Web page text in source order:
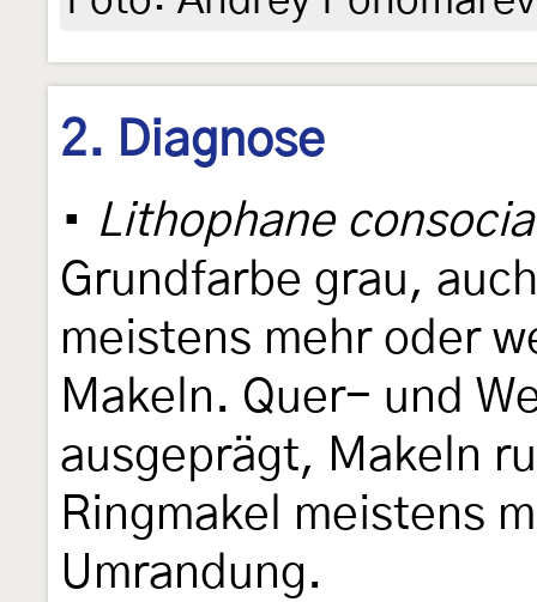
2. Diagnose
• Lithophane consocia
Grundfarbe grau,
meistens mehr oder
Makeln. Quer- und
ausgeprägt, Makeln
Ringmakel meistens
Umrandung.